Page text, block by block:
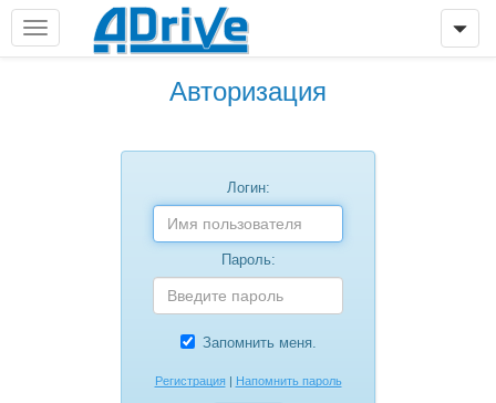
Авторизация
Логин:
Пароль:
Запомнить меня.
Регистрация| Напомнить пароль